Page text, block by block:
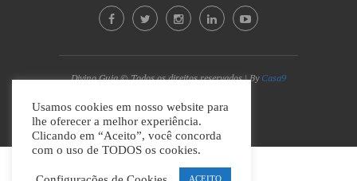
Divino Guia © Todos os direitos reservados | By Casa9
VOLTAR AO TOPO
Usamos cookies em nosso website para
lhe oferecer a melhor experiência.
Clicando em “Aceito”, você concorda
com o uso de TODOS os cookies.
ACEITO